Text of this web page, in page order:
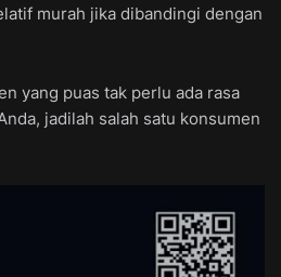
murah jika dibandingi dengan
yang puas tak perlu ada rasa
jadilah salah satu konsumen